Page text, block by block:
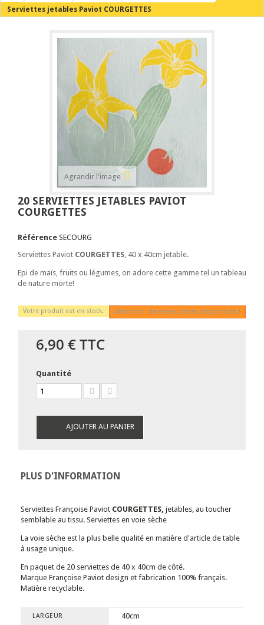
Serviettes jetables Paviot COURGETTES
Agrandir l'image
20 SERVIETTES JETABLES PAVIOT
COURGETTES
Référence SECOURG
Serviettes Paviot COURGETTES, 40 x 40cm jetable.
Epi de maïs, fruits ou légumes, on adore cette gamme tel un tableau
de nature morte!
Votre produit est en stock. Attention : dernières pièces disponibles !
6,90 €TTC
Quantité
AJOUTER AU PANIER
PLUS D'INFORMATION
Serviettes Françoise Paviot COURGETTES, jetables, au toucher
semblable au tissu. Serviettes en voie sèche
La voie sèche est la plus belle qualité en matière d'article de table
à usage unique.
En paquet de 20 serviettes de 40 x 40cm de côté.
Marque Françoise Paviot design et fabrication 100% français.
Matière recyclable.
LARGEUR 40cm